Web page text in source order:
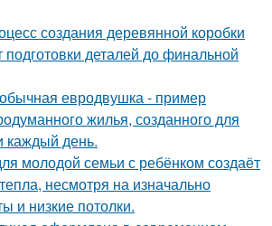
создания деревянной коробки
подготовки деталей до финальной
евродвушка - пример
жилья, созданного для
каждый день.
молодой семьи с ребёнком создаёт
несмотря на изначально
и низкие потолки.